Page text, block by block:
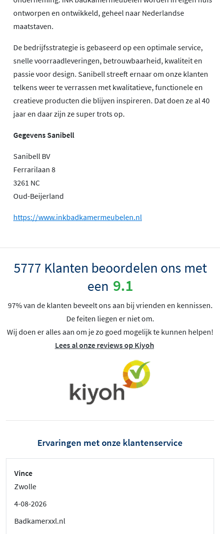
ontworpen en ontwikkeld, geheel naar Nederlandse
maatstaven.
De bedrijfsstrategie is gebaseerd op een optimale service,
snelle voorraadleveringen, betrouwbaarheid, kwaliteit en
passie voor design. Sanibell streeft ernaar om onze klanten
telkens weer te verrassen met kwalitatieve, functionele en
creatieve producten die blijven inspireren. Dat doen ze al 40
jaar en daar zijn ze super trots op.
Gegevens Sanibell
Sanibell BV
Ferrarilaan 8
3261 NC
Oud-Beijerland
https://www.inkbadkamermeubelen.nl
5777 Klanten beoordelen ons met
een 9.1
97% van de klanten beveelt ons aan bij vrienden en kennissen.
De feiten liegen er niet om.
Wij doen er alles aan om je zo goed mogelijk te kunnen helpen!
Lees al onze reviews op Kiyoh
Ervaringen met onze klantenservice
Vince
Zwolle
4-08-2026
Badkamerxxl.nl